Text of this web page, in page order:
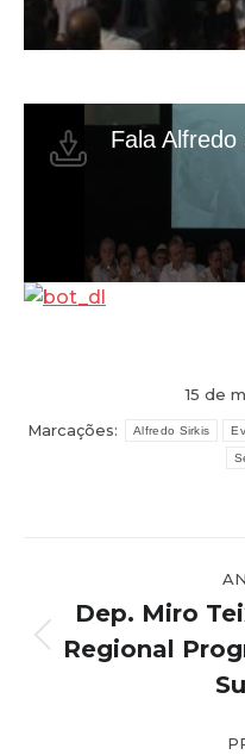
15 de
Marcações:
Alfredo Sirkis
post:
Dep. Miro
Regional